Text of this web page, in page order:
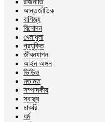
রাজনীতি
আন্তর্জাতিক
বাণিজ্য
বিনোদন
খেলাধুলা
প্রযুক্তি
জীবনযাপন
আইন অঙ্গন
ভিডিও
মতামত
সম্পাদকীয়
স্বাস্থ্য
চাকরি
ধর্ম